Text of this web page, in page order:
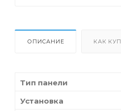
ОПИСАНИЕ КАК
Тип панели
Установка